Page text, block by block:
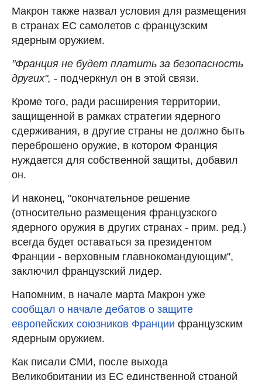
Макрон также назвал условия для размещения
в странах ЕС самолетов с французским
ядерным оружием.
"Франция не будет платить за безопасность
других", - подчеркнул он в этой связи.
Кроме того, ради расширения территории,
защищенной в рамках стратегии ядерного
сдерживания, в другие страны не должно быть
переброшено оружие, в котором Франция
нуждается для собственной защиты, добавил
он.
И наконец, "окончательное решение
(относительно размещения французского
ядерного оружия в других странах - прим. ред.)
всегда будет оставаться за президентом
Франции - верховным главнокомандующим",
заключил французский лидер.
Напомним, в начале марта Макрон уже
сообщал о начале дебатов о защите
европейских союзников Франции французским
ядерным оружием.
Как писали СМИ, после выхода
Великобритании из ЕС единственной страной